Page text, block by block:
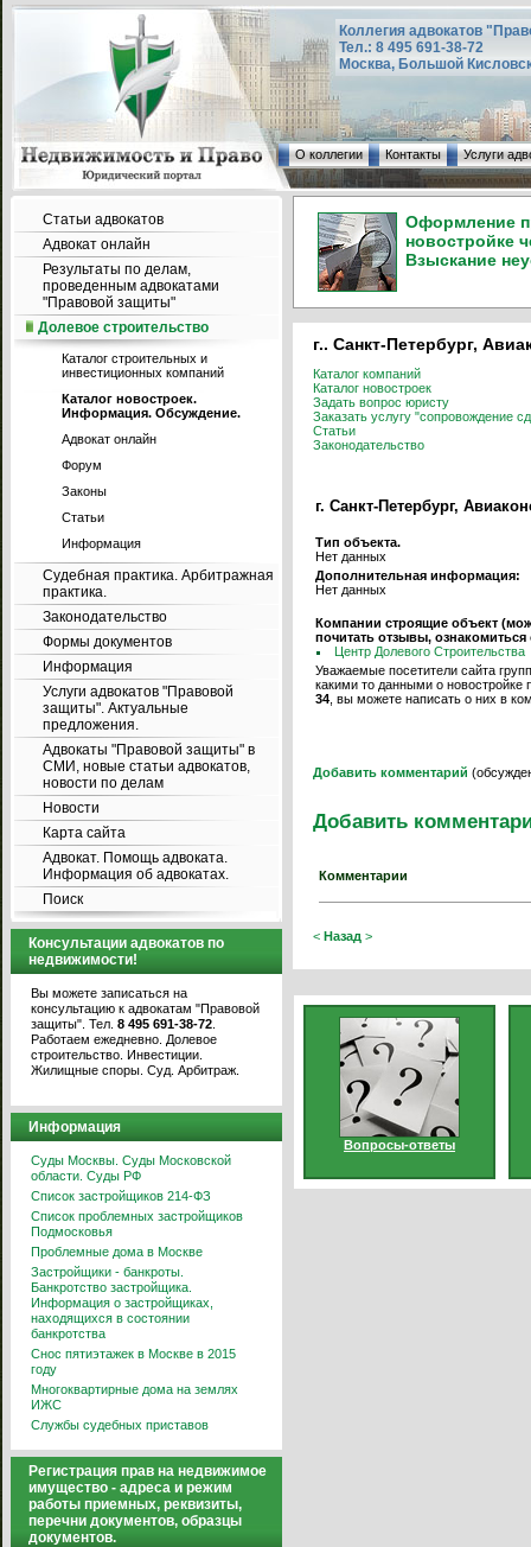
Коллегия адвокатов
Тел.: 8 495 691-38-72
Москва, Большой
О коллегии Контакты Услуги
Статьи адвокатов
Адвокат онлайн
Результаты по делам,
проведенным адвокатами
"Правовой защиты"
Долевое строительство
Каталог строительных и
инвестиционных компаний
Каталог новостроек.
Информация. Обсуждение.
Адвокат онлайн
Форум
Законы
Статьи
Информация
Судебная практика. Арбитражная
практика.
Законодательство
Формы документов
Информация
Услуги адвокатов "Правовой
защиты". Актуальные
предложения.
Адвокаты "Правовой защиты" в
СМИ, новые статьи адвокатов,
новости по делам
Новости
Карта сайта
Адвокат. Помощь адвоката.
Информация об адвокатах.
Поиск
Консультации адвокатов по
недвижимости!
Вы можете записаться на
консультацию к адвокатам "Правовой
защиты". Тел. 8 495 691-38-72
Работаем ежедневно. Долевое
строительство. Инвестиции.
Жилищные споры. Суд. Арбитраж.
Информация
Суды Москвы. Суды Московской
области. Суды РФ
Список застройщиков 214-ФЗ
Список проблемных застройщиков
Подмосковья
Проблемные дома в Москве
Застройщики - банкроты.
Банкротство застройщика.
Информация о застройщиках,
находящихся в состоянии
банкротства
Снос пятиэтажек в Москве в 2015
году
Многоквартирные дома на землях
ИЖС
Службы судебных приставов
Регистрация прав на недвижимое
имущество - адреса и режим
работы приемных, реквизиты,
перечни документов, образцы
документов.
Оформление
новостройке
Взыскание
г.. Санкт-Петербург,
Каталог компаний
Каталог новостроек
Задать вопрос юристу
Заказать услугу "сопровождение
Статьи
Законодательство
г. Санкт-Петербург,
Тип объекта.
Нет данных
Дополнительная информация:
Нет данных
Компании строящие объект
почитать отзывы,
Центр Долевого Строительства
Уважаемые посетители сайта
какими то данными о новостройке
34, вы можете написать о них в
Добавить комментарий
Добавить
Комментарии
< Назад >
Вопросы-ответы